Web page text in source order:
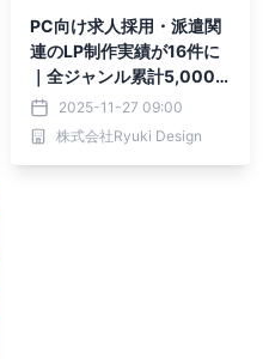
PC向け求人採用・派遣関
連のLP制作実績が16件に
｜全ジャンル累計5,000
本以上の制作実績
2025-11-27 09:00
株式会社Ryuki Design